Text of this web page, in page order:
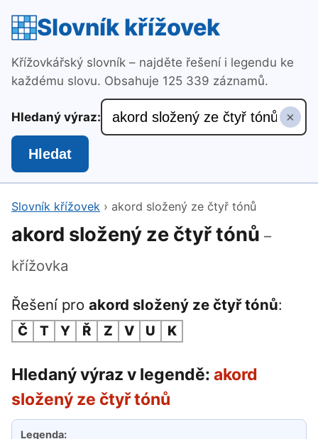
Slovník křížovek
Křížovkářský slovník – najděte řešení i legendu ke
každému slovu. Obsahuje 125 339 záznamů.
Hledaný výraz: ×
Hledat
Slovník křížovek › akord složený ze čtyř tónů
akord složený ze čtyř tónů –
křížovka
Řešení pro akord složený ze čtyř tónů:
Č T Y Ř Z V U K
Hledaný výraz v legendě: akord
složený ze čtyř tónů